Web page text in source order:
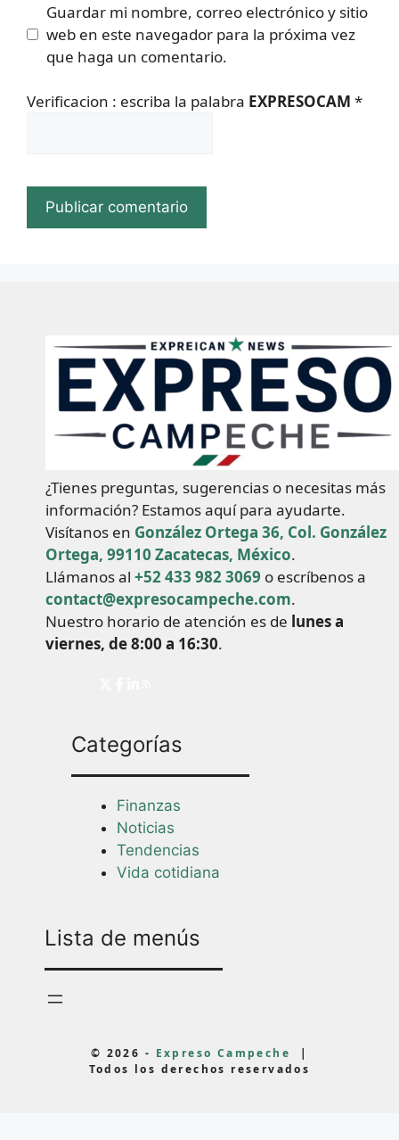
Guardar mi nombre, correo electrónico y sitio
web en este navegador para la próxima vez
que haga un comentario.
Verificacion : escriba la palabra EXPRESOCAM *
¿Tienes preguntas, sugerencias o necesitas más
información? Estamos aquí para ayudarte.
Visítanos en González Ortega 36, Col. González
Ortega, 99110 Zacatecas, México.
Llámanos al +52 433 982 3069 o escríbenos a
contact@expresocampeche.com.
Nuestro horario de atención es de lunes a
viernes, de 8:00 a 16:30.
Categorías
Finanzas
Noticias
Tendencias
Vida cotidiana
Lista de menús
© 2026 - Expreso Campeche
|
Todos los derechos reservados